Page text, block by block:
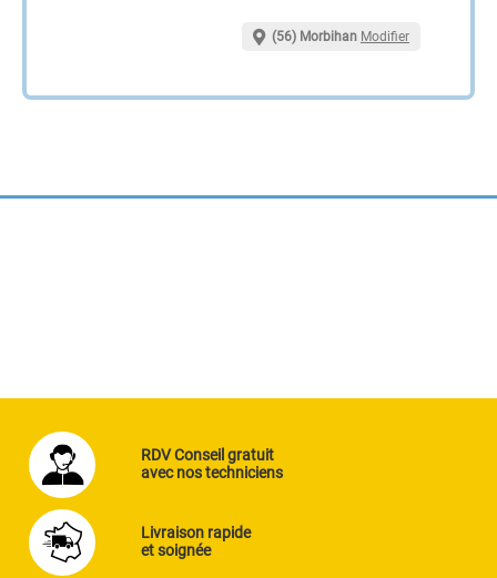
(56) Morbihan Modifier
RDV Conseil gratuit
avec nos techniciens
Livraison rapide
et soignée